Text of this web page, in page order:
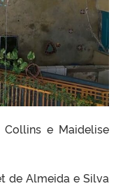
e Maidelise
de Almeida e Silva